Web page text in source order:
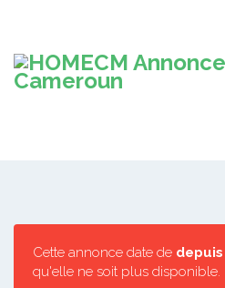
Cette annonce date de depuis
qu'elle ne soit plus disponible.